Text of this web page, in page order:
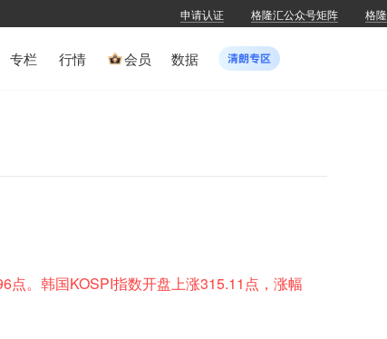
申请认证 格隆汇公众号矩阵 格
专栏 行情 会员 数据
点。韩国KOSPI指数开盘上涨315.11点，涨幅